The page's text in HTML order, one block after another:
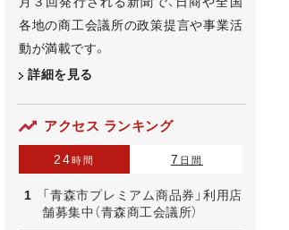
各地の商工会議所の政策提言や事業活
動が満載です。
詳細を見る
アクセス ランキング
24時間 7 日間
「青森市プレミアム商品券」利用店
舗募集中（青森商工会議所）